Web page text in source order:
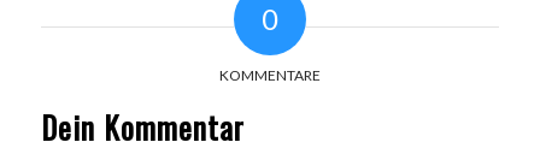
0
KOMMENTARE
Dein Kommentar